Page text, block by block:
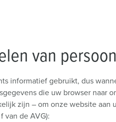
van
informatief gebruikt, dus
die uw browser naar
zijn – om onze website
van de AVG):